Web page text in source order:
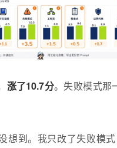
涨了10.7分。失败模式那
想到。我只改了失败模